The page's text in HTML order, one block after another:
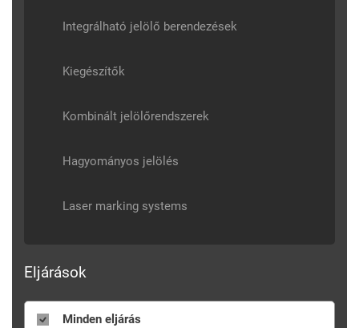
Integrálható jelölő berendezések
Kiegészítők
Kombinált jelölőrendszerek
Hagyományos jelölés
Laser marking systems
Eljárások
Minden eljárás